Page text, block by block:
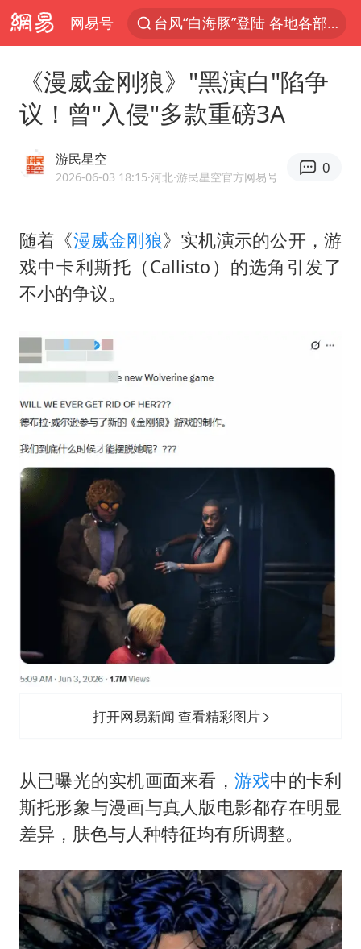
网易号
贾冰私人饭局被偷拍
独闯南太行失联14天的女子已找到
演员秦焰去世 曾出演《狂飙》
成都多趟列车临时停运
朱一龙的鼻子怎么了
《漫威金刚狼》"黑演白"陷争
议！曾"入侵"多款重磅3A
游民星空
2026-06-03 18:15·河北·游民星空官方网易号
0
随着《漫威金刚狼》实机演示的公开，游
戏中卡利斯托（Callisto）的选角引发了
不小的争议。
打开网易新闻 查看精彩图片
从已曝光的实机画面来看， 游戏中的卡利
斯托形象与漫画与真人版电影都存在明显
差异，肤色与人种特征均有所调整。